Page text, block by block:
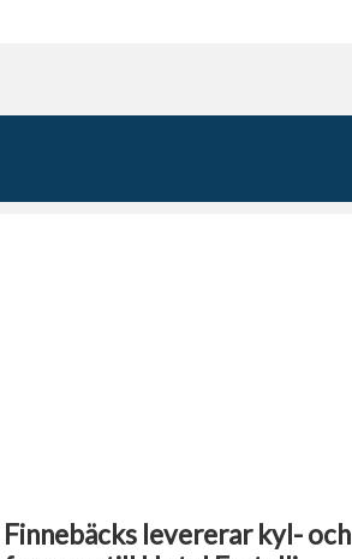
Finnebäcks levererar kyl- och